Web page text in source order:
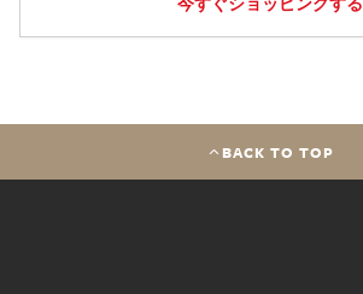
BACK TO TOP